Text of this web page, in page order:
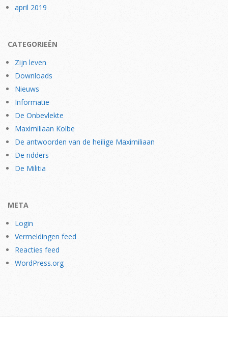
april 2019
CATEGORIEËN
Zijn leven
Downloads
Nieuws
Informatie
De Onbevlekte
Maximiliaan Kolbe
De antwoorden van de heilige Maximiliaan
De ridders
De Militia
META
Login
Vermeldingen feed
Reacties feed
WordPress.org